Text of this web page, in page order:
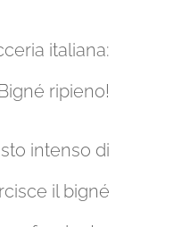
italiana:
ripieno!
intenso di
il bigné